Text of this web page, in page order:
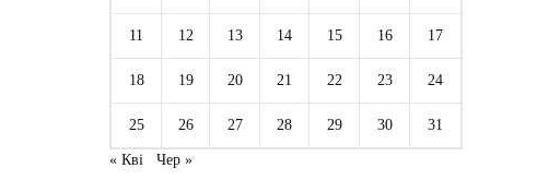
11 12 13 14 15 16 17
18 19 20 21 22 23 24
25 26 27 28 29 30 31
« Кві Чер »